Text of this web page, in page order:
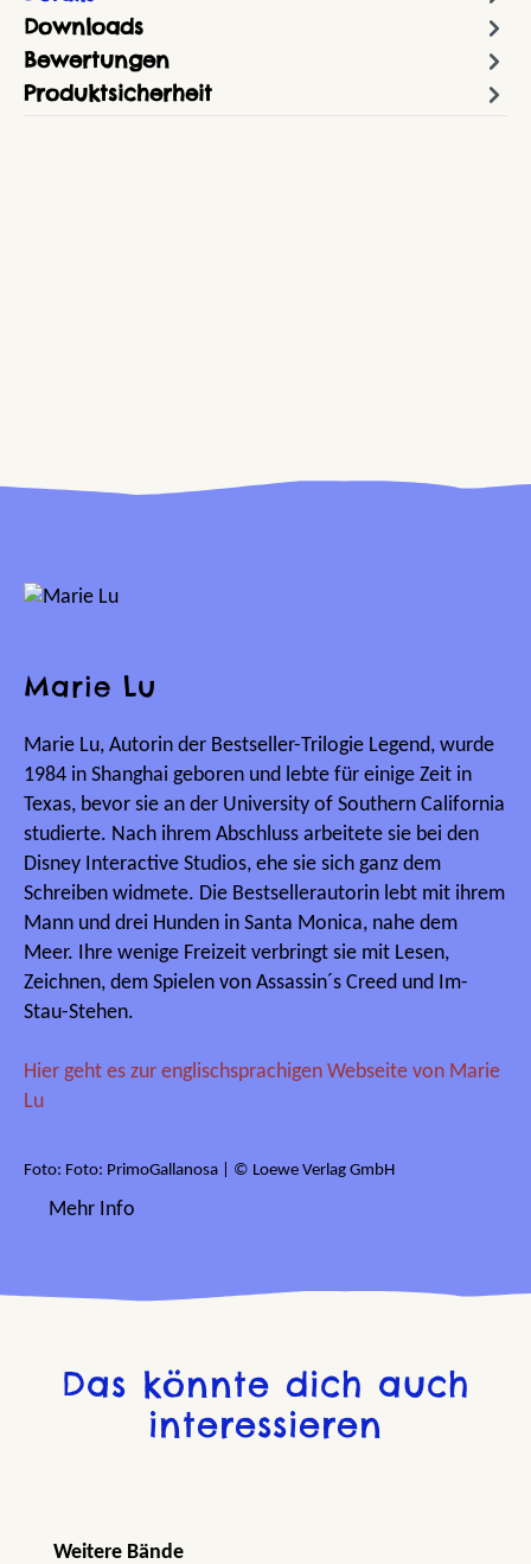
Downloads
Bewertungen
Produktsicherheit
Marie Lu
Marie Lu, Autorin der Bestseller-Trilogie Legend, wurde
1984 in Shanghai geboren und lebte für einige Zeit in
Texas, bevor sie an der University of Southern California
studierte. Nach ihrem Abschluss arbeitete sie bei den
Disney Interactive Studios, ehe sie sich ganz dem
Schreiben widmete. Die Bestsellerautorin lebt mit ihrem
Mann und drei Hunden in Santa Monica, nahe dem
Meer. Ihre wenige Freizeit verbringt sie mit Lesen,
Zeichnen, dem Spielen von Assassin´s Creed und Im-
Stau-Stehen.
Hier geht es zur englischsprachigen Webseite von Marie
Lu
Foto: Foto: PrimoGallanosa | © Loewe Verlag GmbH
Mehr Info
Das könnte dich auch
interessieren
Produktgalerie überspringen
Weitere Bände